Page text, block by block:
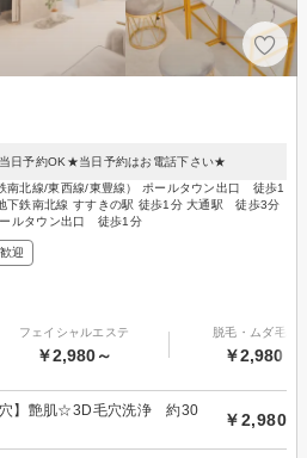
日予約OK★当日予約はお電話下さい★
北線/東西線/東豊線） ポールタウン出口 徒歩1
下鉄南北線 すすきの駅 徒歩1分 大通駅 徒歩3分
ルタウン出口 徒歩1分
迎
フェイシャルエステ
￥2,980～
脱毛・ムダ毛処
￥2,980～
】艶肌☆3D毛穴洗浄 約30
￥2,980